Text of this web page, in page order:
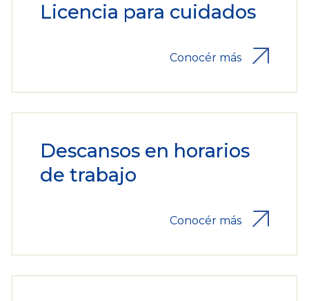
Licencia para cuidados
Conocér más
Descansos en horarios
de trabajo
Conocér más